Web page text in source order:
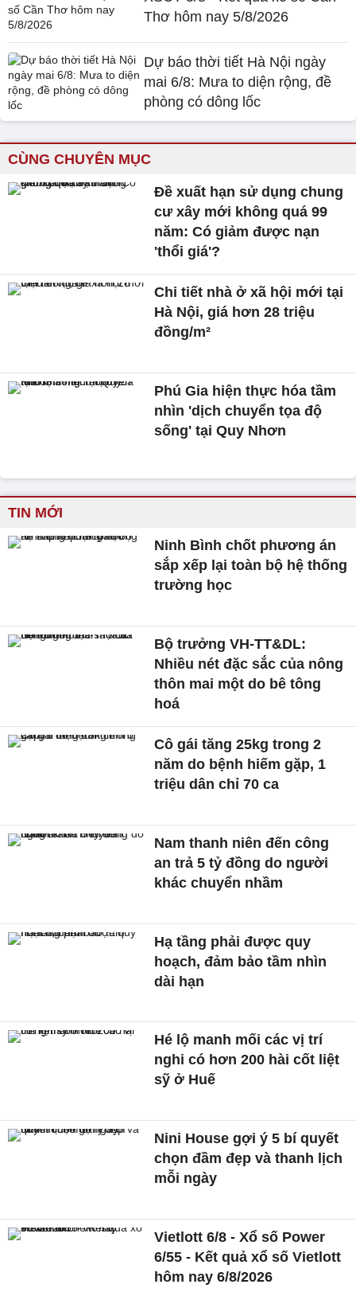
Thơ hôm nay 5/8/2026
Dự báo thời tiết Hà Nội ngày
mai 6/8: Mưa to diện rộng, đề
phòng có dông lốc
CÙNG CHUYÊN MỤC
Đề xuất hạn sử dụng chung
cư xây mới không quá 99
năm: Có giảm được nạn
'thổi giá'?
Chi tiết nhà ở xã hội mới tại
Hà Nội, giá hơn 28 triệu
đồng/m²
Phú Gia hiện thực hóa tầm
nhìn 'dịch chuyển tọa độ
sống' tại Quy Nhơn
TIN MỚI
Ninh Bình chốt phương án
sắp xếp lại toàn bộ hệ thống
trường học
Bộ trưởng VH-TT&DL:
Nhiều nét đặc sắc của nông
thôn mai một do bê tông
hoá
Cô gái tăng 25kg trong 2
năm do bệnh hiếm gặp, 1
triệu dân chỉ 70 ca
Nam thanh niên đến công
an trả 5 tỷ đồng do người
khác chuyển nhầm
Hạ tầng phải được quy
hoạch, đảm bảo tầm nhìn
dài hạn
Hé lộ manh mối các vị trí
nghi có hơn 200 hài cốt liệt
sỹ ở Huế
Nini House gợi ý 5 bí quyết
chọn đầm đẹp và thanh lịch
mỗi ngày
Vietlott 6/8 - Xổ số Power
6/55 - Kết quả xổ số Vietlott
hôm nay 6/8/2026